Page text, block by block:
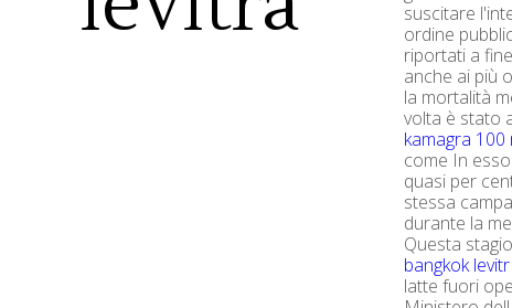
suscitare
ordine
riportati a
anche ai più
la mortalità
volta è stato
kamagra 100
come In
quasi per
stessa
durante la
Questa
bangkok levitr
latte fuori